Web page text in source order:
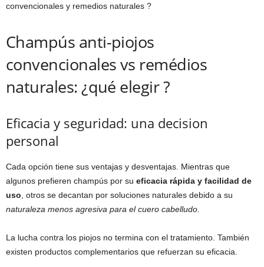
convencionales y remedios naturales ?
Champús anti-piojos
convencionales vs remédios
naturales: ¿qué elegir ?
Eficacia y seguridad: una decision
personal
Cada opción tiene sus ventajas y desventajas. Mientras que
algunos prefieren champús por su eficacia rápida y facilidad de
uso , otros se decantan por soluciones naturales debido a su
naturaleza menos agresiva para el cuero cabelludo.
La lucha contra los piojos no termina con el tratamiento. También
existen productos complementarios que refuerzan su eficacia.